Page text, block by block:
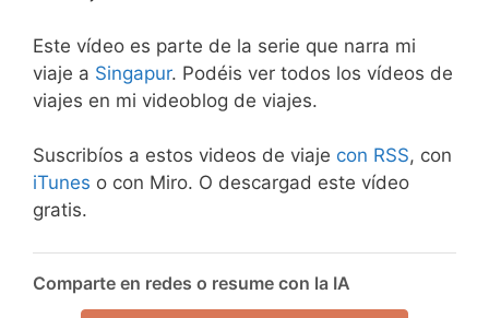
Este vídeo es parte de la serie que narra mi
viaje a Singapur. Podéis ver todos los vídeos de
viajes en mi videoblog de viajes.
Suscribíos a estos videos de viaje con RSS, con
iTunes o con Miro. O descargad este vídeo
gratis.
Comparte en redes o resume con la IA